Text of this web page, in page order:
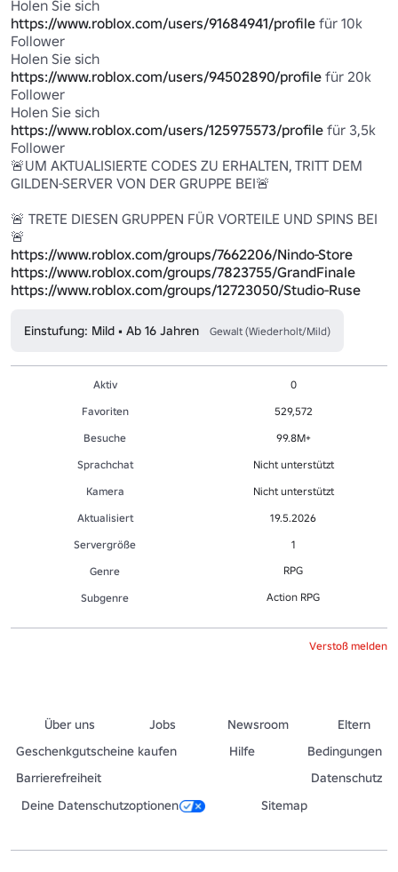
https://www.roblox.com/users/91684941/profile für 10k
Follower
https://www.roblox.com/users/94502890/profile für 20k
Follower
https://www.roblox.com/users/125975573/profile für 3,5k
Follower
🚨UM AKTUALISIERTE CODES ZU ERHALTEN, TRITT DEM
GILDEN-SERVER VON DER GRUPPE BEI🚨
🚨 TRETE DIESEN GRUPPEN FÜR VORTEILE UND SPINS BEI
https://www.roblox.com/groups/7662206/Nindo-Store
https://www.roblox.com/groups/7823755/GrandFinale
https://www.roblox.com/groups/12723050/Studio-Ruse
Einstufung: Mild • Ab 16 Jahren Gewalt (Wiederholt/Mild)
Aktiv
0
Favoriten
529,572
Besuche
99.8M+
Sprachchat
Nicht unterstützt
Kamera
Nicht unterstützt
Aktualisiert
19.5.2026
Servergröße
1
Genre
RPG
Sub­gen­re Action RPG
Verstoß melden
Über uns Jobs Newsroom
Eltern
Geschenkgutscheine kaufen
Hilfe
Bedingungen
Barrierefreiheit
Datenschutz
Deine Datenschutzoptionen
Sitemap